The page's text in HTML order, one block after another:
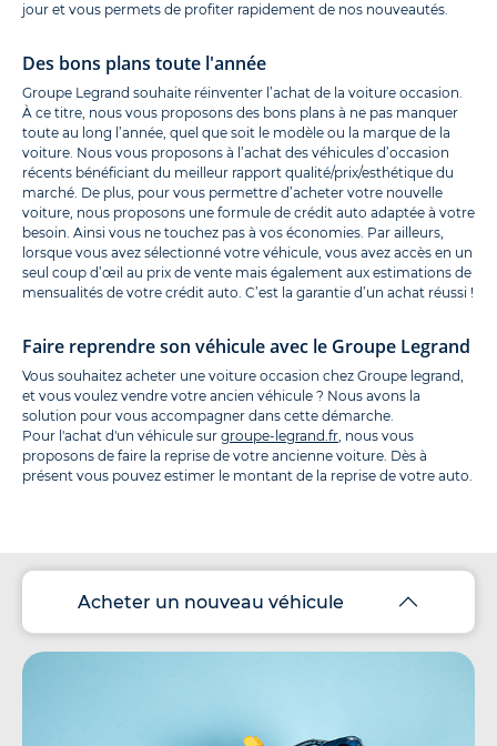
jour et vous permets de profiter rapidement de nos nouveautés.
Des bons plans toute l'année
Groupe Legrand souhaite réinventer l’achat de la voiture occasion.
À ce titre, nous vous proposons des bons plans à ne pas manquer
toute au long l’année, quel que soit le modèle ou la marque de la
voiture. Nous vous proposons à l’achat des véhicules d’occasion
récents bénéficiant du meilleur rapport qualité/prix/esthétique du
marché. De plus, pour vous permettre d’acheter votre nouvelle
voiture, nous proposons une formule de crédit auto adaptée à votre
besoin. Ainsi vous ne touchez pas à vos économies. Par ailleurs,
lorsque vous avez sélectionné votre véhicule, vous avez accès en un
seul coup d’œil au prix de vente mais également aux estimations de
mensualités de votre crédit auto. C’est la garantie d’un achat réussi !
Faire reprendre son véhicule avec le Groupe Legrand
Vous souhaitez acheter une voiture occasion chez Groupe legrand,
et vous voulez vendre votre ancien véhicule ? Nous avons la
solution pour vous accompagner dans cette démarche.
Pour l'achat d'un véhicule sur groupe-legrand.fr, nous vous
proposons de faire la reprise de votre ancienne voiture. Dès à
présent vous pouvez estimer le montant de la reprise de votre auto.
Acheter un nouveau véhicule